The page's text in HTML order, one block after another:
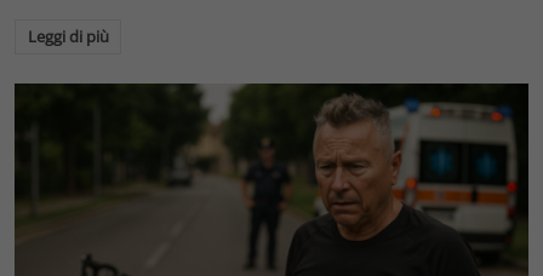
Leggi di più